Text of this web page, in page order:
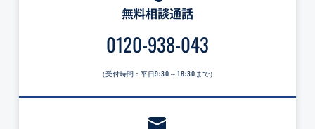
無料相談通話
0120-938-043
（受付時間：平日9:30～18:30 まで）